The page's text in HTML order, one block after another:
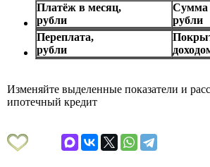
Платёж в месяц,
рубли
Сумма
рубли
Переплата,
рубли
Изменяйте выделенные показатели и
ипотечный кредит